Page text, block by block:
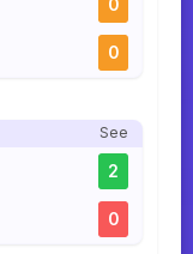
0
0
See
2
0